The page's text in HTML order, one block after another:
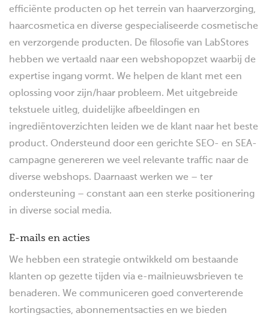
efficiënte producten op het terrein van haarverzorging,
haarcosmetica en diverse gespecialiseerde cosmetische
en verzorgende producten. De filosofie van LabStores
hebben we vertaald naar een webshopopzet waarbij de
expertise ingang vormt. We helpen de klant met een
oplossing voor zijn/haar probleem. Met uitgebreide
tekstuele uitleg, duidelijke afbeeldingen en
ingrediëntoverzichten leiden we de klant naar het beste
product. Ondersteund door een gerichte SEO- en SEA-
campagne genereren we veel relevante traffic naar de
diverse webshops. Daarnaast werken we – ter
ondersteuning – constant aan een sterke positionering
in diverse social media.
E-mails en acties
We hebben een strategie ontwikkeld om bestaande
klanten op gezette tijden via e-mailnieuwsbrieven te
benaderen. We communiceren goed converterende
kortingsacties, abonnementsacties en we bieden